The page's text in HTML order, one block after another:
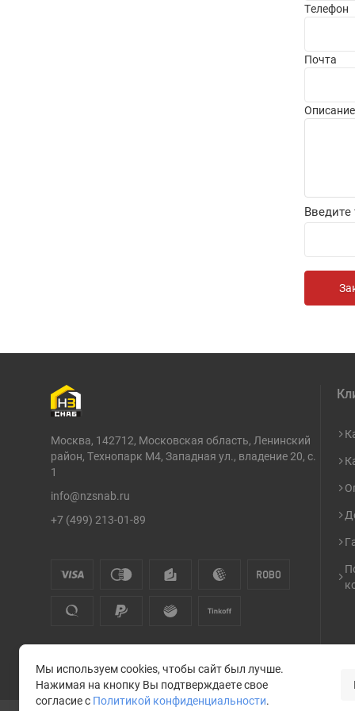
Телефон
Почта
Описание
Введите
Москва, 142712, Московская область, Ленинский
район, Технопарк М4, Западная ул., владение 20, с.
1
info@nzsnab.ru
+7 (499) 213-01-89
Мы используем cookies, чтобы сайт был лучше.
Нажимая на кнопку Вы подтверждаете свое
согласие с Политикой конфиденциальности.